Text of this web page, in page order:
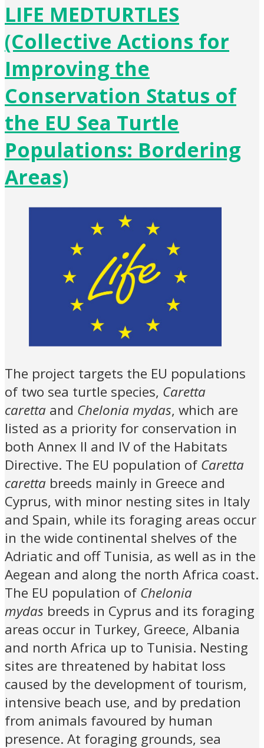
LIFE MEDTURTLES
(Collective Actions for
Improving the
Conservation Status of
the EU Sea Turtle
Populations: Bordering
Areas)
The project targets the EU populations
of two sea turtle species, Caretta
caretta and Chelonia mydas, which are
listed as a priority for conservation in
both Annex II and IV of the Habitats
Directive. The EU population ofCaretta
caretta breeds mainly in Greece and
Cyprus, with minor nesting sites in Italy
and Spain, while its foraging areas occur
in the wide continental shelves of the
Adriatic and off Tunisia, as well as in the
Aegean and along the north Africa coast.
The EU population ofChelonia
mydas breeds in Cyprus and its foraging
areas occur in Turkey, Greece, Albania
and north Africa up to Tunisia. Nesting
sites are threatened by habitat loss
caused by the development of tourism,
intensive beach use, and by predation
from animals favoured by human
presence. At foraging grounds, sea